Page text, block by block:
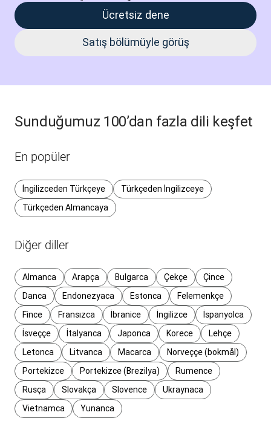
Ücretsiz dene
Satış bölümüyle görüş
Sunduğumuz 100’dan fazla dili keşfet
En popüler
İngilizceden Türkçeye
Türkçeden İngilizceye
Türkçeden Almancaya
Diğer diller
Almanca Arapça Bulgarca Çekçe
Çince
Danca
Endonezyaca Estonca
Felemenkçe
Fince
Fransızca İbranice İngilizce
İspanyolca
İsveççe
İtalyanca Japonca Korece
Lehçe
Letonca
Litvanca Macarca
Norveççe (bokmål)
Portekizce
Portekizce (Brezilya)
Rumence
Rusça
Slovakça Slovence
Ukraynaca
Vietnamca
Yunanca